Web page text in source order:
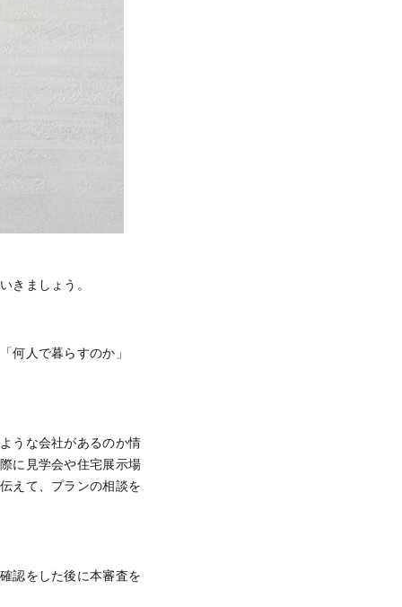
きましょう。
何人で暮らすのか」
うな会社があるのか情
に見学会や住宅展示場
えて、プランの相談を
認をした後に本審査を